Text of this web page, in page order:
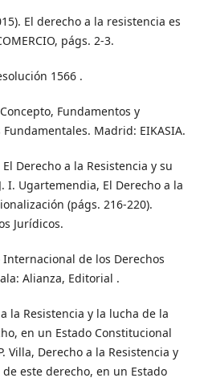
El derecho a la resistencia es
págs. 2-3.
1566 .
Fundamentos y
Madrid: EIKASIA.
Derecho a la Resistencia y su
I. Ugartemendia, El Derecho a la
(págs. 216-220).
Jurídicos.
Internacional de los Derechos
Alianza, Editorial .
la Resistencia y la lucha de la
en un Estado Constitucional
Villa, Derecho a la Resistencia y
de este derecho, en un Estado